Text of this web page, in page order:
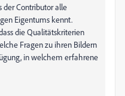
der Contributor alle
Eigentums kennt.
die Qualitätskriterien
Fragen zu ihren Bildern
in welchem erfahrene